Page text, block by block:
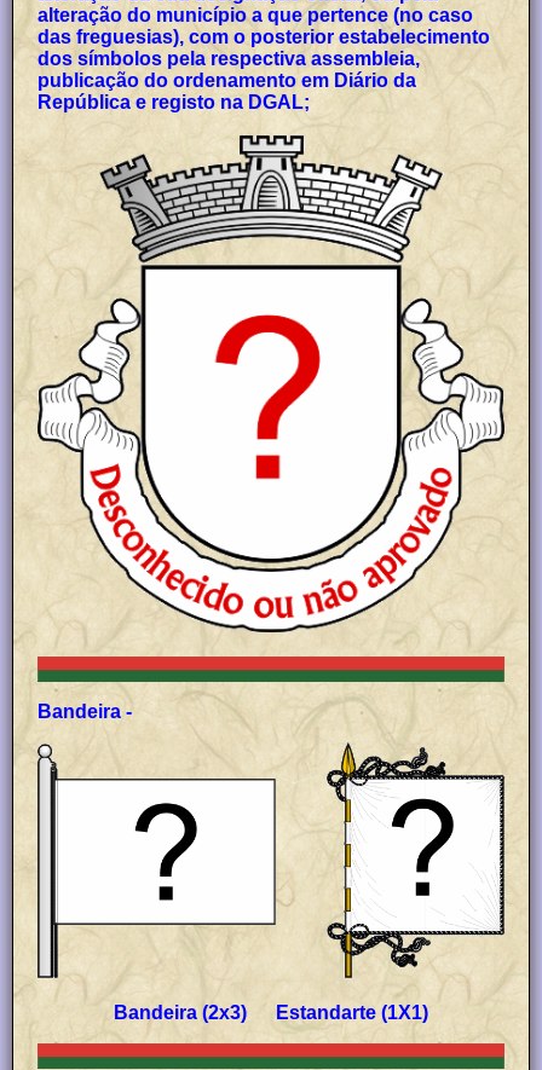
alteração do município a que pertence (no caso
das freguesias), com o posterior estabelecimento
dos símbolos pela respectiva assembleia,
publicação do ordenamento em Diário da
República e registo na DGAL;
Bandeira -
Bandeira (2x3) Estandarte (1X1)